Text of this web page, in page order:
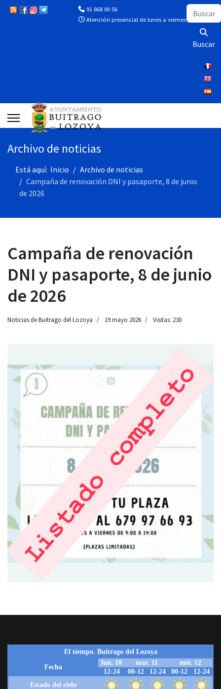
91 868 00 56
Atención presencial de lunes a viernes de 10:00 a
Buscar
Buscar
Archivo de noticias
Está aquí: Inicio
Archivo de noticias
Campaña de renovación DNI y pasaporte, 8 de junio
de 2026
Campaña de renovación
DNI y pasaporte, 8 de junio
de 2026
Noticias de Buitrago del Lozoya 19 mayo 2026 Visitas: 230